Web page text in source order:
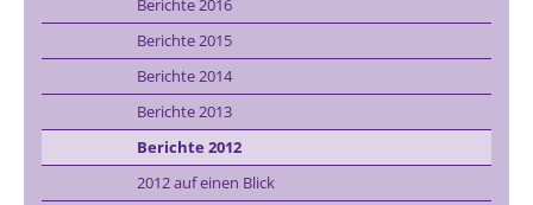
Berichte 2016
Berichte 2015
Berichte 2014
Berichte 2013
Berichte 2012
2012 auf einen Blick